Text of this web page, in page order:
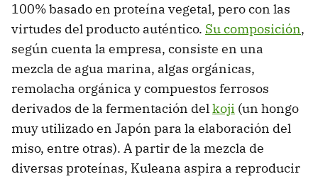
100% basado en proteína vegetal, pero con las
virtudes del producto auténtico. Su composición,
según cuenta la empresa, consiste en una
mezcla de agua marina, algas orgánicas,
remolacha orgánica y compuestos ferrosos
derivados de la fermentación delkoji (un hongo
muy utilizado en Japón para la elaboración del
miso, entre otras). A partir de la mezcla de
diversas proteínas, Kuleana aspira a reproducir